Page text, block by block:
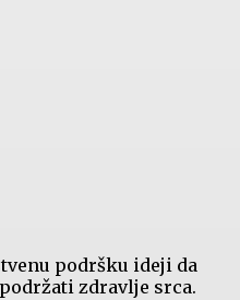
podršku ideji da
zdravlje srca.